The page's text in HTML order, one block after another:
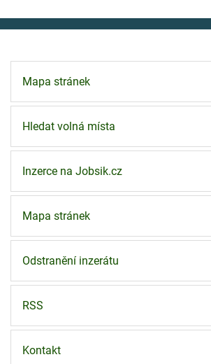
Mapa stránek
Hledat volná místa
Inzerce na Jobsik.cz
Mapa stránek
Odstranění inzerátu
RSS
Kontakt